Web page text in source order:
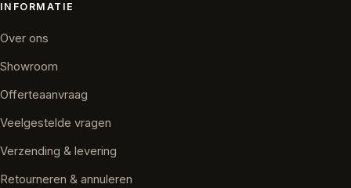
INFORMATIE
Over ons
Showroom
Offerteaanvraag
Veelgestelde vragen
Verzending & levering
Retourneren & annuleren